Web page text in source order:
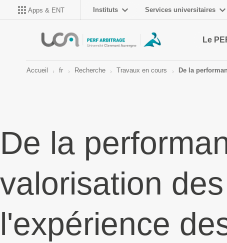
Apps & ENT Instituts Services universitaires
Le
Accueil fr Recherche Travaux en cours De la
De la
valorisation
l'expérience